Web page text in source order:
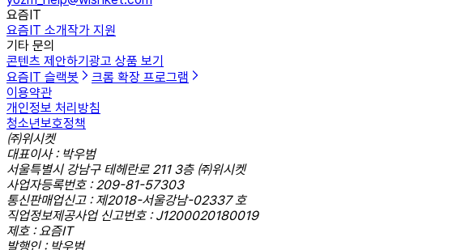
요즘IT
요즘IT 소개작가 지원
기타 문의
콘텐츠 제안하기 광고 상품 보기
요즘IT 슬랙봇
크롬 확장 프로그램
이용약관
개인정보 처리방침
청소년보호정책
㈜위시켓
대표이사 : 박우범
서울특별시 강남구 테헤란로 211 3층 ㈜위시켓
사업자등록번호 : 209-81-57303
통신판매업신고 : 제2018-서울강남-02337 호
직업정보제공사업 신고번호 : J1200020180019
제호 : 요즘IT
발행인 : 박우범